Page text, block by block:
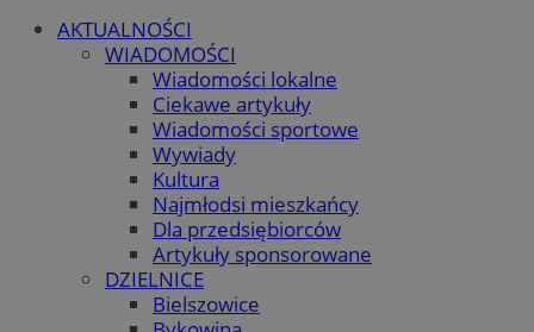
AKTUALNOŚCI
WIADOMOŚCI
Wiadomości lokalne
Ciekawe artykuły
Wiadomości sportowe
Wywiady
Kultura
Najmłodsi mieszkańcy
Dla przedsiębiorców
Artykuły sponsorowane
DZIELNICE
Bielszowice